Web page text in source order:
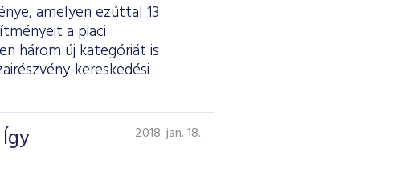
amelyen ezúttal 13
a piaci
három új kategóriát is
kereskedési
2018. jan. 18.